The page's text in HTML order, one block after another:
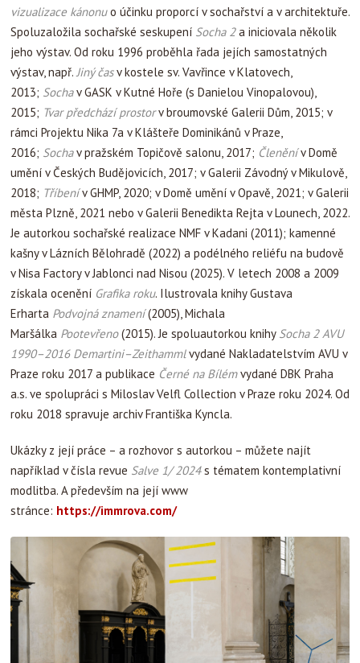
vizualizace kánonuo účinku proporcí v sochařství a v architektuře.
Spoluzaložila sochařské sesku­pení Socha 2a iniciovala několik
jeho výstav. Od roku 1996 proběhla řada jejích samostatných
výstav, např. Jiný časv kostele sv. Vavřince v Klatovech,
2013; Sochav GASK v Kutné Hoře (s Danielou Vinopalovou),
2015; Tvar předchází prostorv broumovské Galerii Dům, 2015; v
rám­ci Projektu Nika 7a v Klášteře Dominikánů v Praze,
2016; Sochav pražském Topičově salonu, 2017; Členěnív Domě
umění v Českých Budějovicích, 2017; v Galerii Závodný v Mikulově,
2018; Tříbenív GHMP, 2020; v Domě umění v Opavě, 2021; v Galerii
města Plzně, 2021 nebo v Galerii Benedikta Rejta v Lounech, 2022.
Je autorkou sochařské realizace NMF v Kadani (2011); kamenné
kašny v Lázních Bělohradě (2022) a podélného reliéfu na budově
v Nisa Factory v Jablonci nad Nisou (2025). V letech 2008 a 2009
získala ocenění Grafika roku. Ilustrova­la knihy Gustava
Erharta Podvojná znamení(2005), Michala
Maršálka Pootevřeno(2015). Je spoluautor­kou knihy Socha 2 AVU
1990–2016 Demartini–Zeithammlvydané Nakladatelstvím AVU v
Praze roku 2017 a publikace Černé na Bílémvydané DBK Praha
a.s. ve spolupráci s Miloslav Velfl Collection v Praze roku 2024. Od
roku 2018 spravuje archiv Františka Kyncla.
Ukázky z její práce – a rozhovor s autorkou – můžete najít
například v čísla revue Salve 1/ 2024s tématem kontemplativní
modlitba. A především na její www
stránce: https://immrova.com/